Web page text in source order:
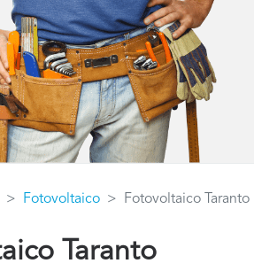
Fotovoltaico Fotovoltaico Taranto
Taranto